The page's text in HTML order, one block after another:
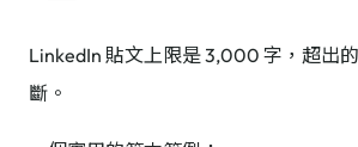
LinkedIn 貼文上限是 3,000 字，超出
斷。